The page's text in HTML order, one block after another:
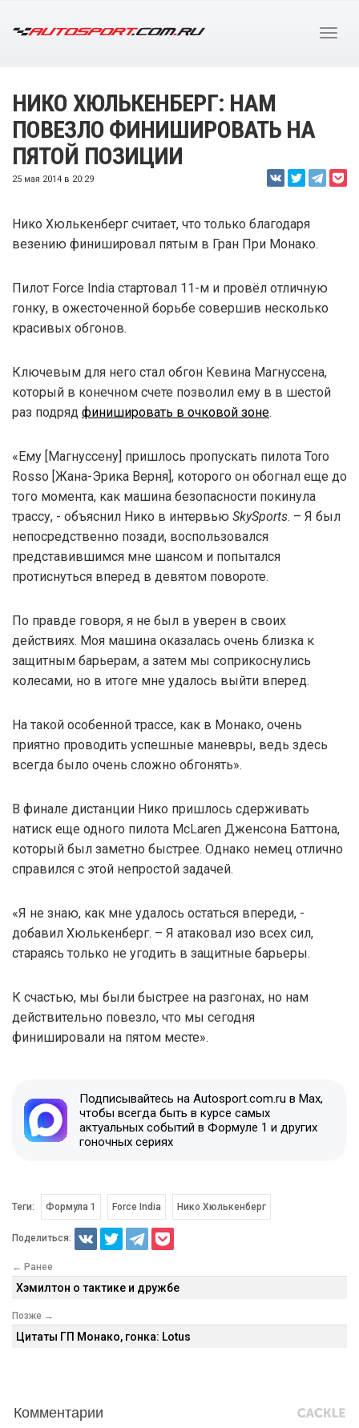
НИКО ХЮЛЬКЕНБЕРГ: НАМ
ПОВЕЗЛО ФИНИШИРОВАТЬ НА
ПЯТОЙ ПОЗИЦИИ
25 мая 2014 в 20:29
Нико Хюлькенберг считает, что только благодаря
везению финишировал пятым в Гран При Монако.
Пилот Force India стартовал 11-м и провёл отличную
гонку, в ожесточенной борьбе совершив несколько
красивых обгонов.
Ключевым для него стал обгон Кевина Магнуссена,
который в конечном счете позволил ему в в шестой
раз подряд финишировать в очковой зоне.
«Ему [Магнуссену] пришлось пропускать пилота Toro
Rosso [Жана-Эрика Верня], которого он обогнал еще до
того момента, как машина безопасности покинула
трассу, - объяснил Нико в интервью SkySports. – Я был
непосредственно позади, воспользовался
представившимся мне шансом и попытался
протиснуться вперед в девятом повороте.
По правде говоря, я не был в уверен в своих
действиях. Моя машина оказалась очень близка к
защитным барьерам, а затем мы соприкоснулись
колесами, но в итоге мне удалось выйти вперед.
На такой особенной трассе, как в Монако, очень
приятно проводить успешные маневры, ведь здесь
всегда было очень сложно обгонять».
В финале дистанции Нико пришлось сдерживать
натиск еще одного пилота McLaren Дженсона Баттона,
который был заметно быстрее. Однако немец отлично
справился с этой непростой задачей.
«Я не знаю, как мне удалось остаться впереди, -
добавил Хюлькенберг. – Я атаковал изо всех сил,
стараясь только не угодить в защитные барьеры.
К счастью, мы были быстрее на разгонах, но нам
действительно повезло, что мы сегодня
финишировали на пятом месте».
Подписывайтесь на Autosport.com.ru в Max,
чтобы всегда быть в курсе самых
актуальных событий в Формуле 1 и других
гоночных сериях
Теги: Формула 1 Force India Нико Хюлькенберг
Поделиться:
← Ранее
Хэмилтон о тактике и дружбе
Позже →
Цитаты ГП Монако, гонка: Lotus
Комментарии